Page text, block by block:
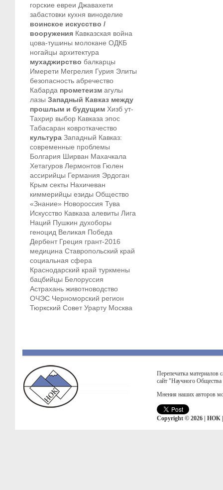
горские евреи Джавахети
забастовки кухня виноделие
воинское искусство /
вооружения Кавказская война
цова-тушины молокане ОДКБ
ногайцы архитектура
мухаджирство балкарцы
Имерети Мегрелия Гурия Элиты
безопасность абречество
Кабарда прометеизм агулы
лазы Западный Кавказ между
прошлым и будущим Хизб ут-
Тахрир выбор Кавказа эпос
Табасаран ковроткачество
культура Западный Кавказ:
современные проблемы
Болгария Ширван Махачкала
Хетагуров Лермонтов Гюлен
ассирийцы Германия Эрдоган
Крым секты Нахичеван
киммерийцы езиды Общество
«Знание» Новороссия Тува
Искусство Кавказа алевиты Лига
Наций Пушкин духоборы
геноцид Великая Победа
Дербент Греция грант-2016
медицина Ставропольский край
социальная сфера
Краснодарский край туркмены
бацбийцы Белоруссия
Астрахань животноводство
ОЧЭС Черноморский регион
Тюркский Совет Урарту Москва
Перепечатка материалов
сайт "Научного
Мнения наших авторов
Copyright © 2026 | НОК